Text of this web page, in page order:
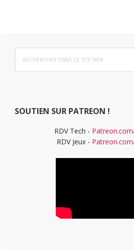
Barre
latérale
dans
ce
SOUTIEN SUR PATREON !
RDV Tech -
RDV Jeux -